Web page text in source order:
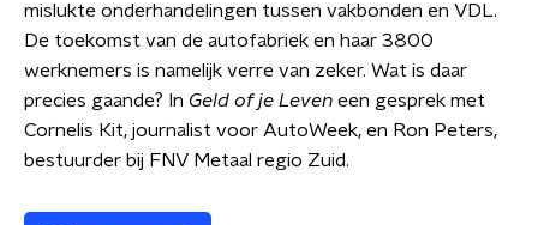
mislukte onderhandelingen tussen vakbonden en VDL.
De toekomst van de autofabriek en haar 3800
werknemers is namelijk verre van zeker. Wat is daar
precies gaande? In Geld of je Leven een gesprek met
Cornelis Kit, journalist voor AutoWeek, en Ron Peters,
bestuurder bij FNV Metaal regio Zuid.